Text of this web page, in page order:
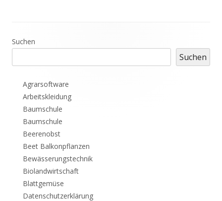
Haupt-
Seitenleiste
Suchen
Suchen
Agrarsoftware
Arbeitskleidung
Baumschule
Baumschule
Beerenobst
Beet Balkonpflanzen
Bewässerungstechnik
Biolandwirtschaft
Blattgemüse
Datenschutzerklärung